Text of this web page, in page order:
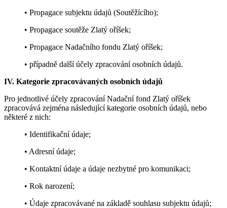
• Propagace subjektu údajů (Soutěžícího);
• Propagace soutěže Zlatý oříšek;
• Propagace Nadačního fondu Zlatý oříšek;
• případně další účely zpracování osobních údajů.
IV. Kategorie zpracovávaných osobních údajů
Pro jednotlivé účely zpracování Nadační fond Zlatý oříšek
zpracovává zejména následující kategorie osobních údajů, nebo
některé z nich:
• Identifikační údaje;
• Adresní údaje;
• Kontaktní údaje a údaje nezbytné pro komunikaci;
• Rok narození;
• Údaje zpracovávané na základě souhlasu subjektu údajů;